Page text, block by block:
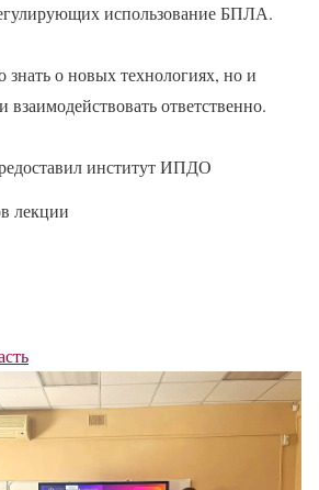
использование БПЛА.
знать о новых технологиях, но и
ответственно.
институт ИПДО
лекции